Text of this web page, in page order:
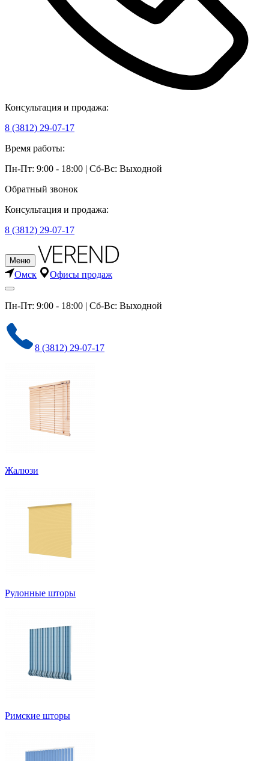
Консультация и продажа:
8 (3812) 29-07-17
Время работы:
Пн-Пт: 9:00 - 18:00 | Сб-Вс: Выходной
Обратный звонок
Консультация и продажа:
8 (3812) 29-07-17
Меню
Омск Офисы продаж
Пн-Пт: 9:00 - 18:00 | Сб-Вс: Выходной
8 (3812) 29-07-17
Жалюзи
Рулонные шторы
Римские шторы